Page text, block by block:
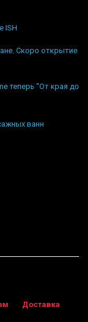
ISH
Скоро открытие
теперь "От края до
ванн
Доставка